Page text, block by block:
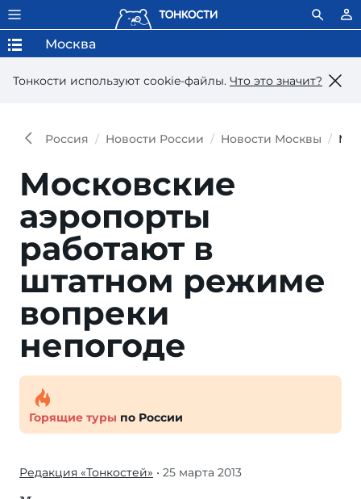
Тонкости используют сookie-файлы. Что это значит?
Москва
Россия Новости России Новости Москвы
Московские
аэропорты
работают в
штатном режиме
вопреки
непогоде
Горящие туры по России
Редакция «Тонкостей» • 25 марта 2013